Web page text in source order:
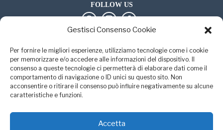
Gestisci Consenso Cookie
Per fornire le migliori esperienze, utilizziamo tecnologie come i cookie
per memorizzare e/o accedere alle informazioni del dispositivo. Il
consenso a queste tecnologie ci permetterà di elaborare dati come il
comportamento di navigazione o ID unici su questo sito. Non
acconsentire o ritirare il consenso può influire negativamente su alcune
caratteristiche e funzioni.
Accetta
FOLLOW US
DISPENSA SICANA SRL
P.Iva: 02888660814
Capitale Sociale euro 1.500,00
SEDE LEGALE
Via Giovanni Amendola, 5 - 91023 - Favignana (TP)